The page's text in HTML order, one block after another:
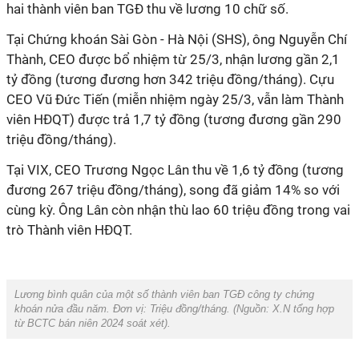
hai thành viên ban TGĐ thu về lương 10 chữ số.
Tại Chứng khoán Sài Gòn - Hà Nội (SHS), ông Nguyễn Chí
Thành, CEO được bổ nhiệm từ 25/3, nhận lương gần 2,1
tỷ đồng (tương đương hơn 342 triệu đồng/tháng). Cựu
CEO Vũ Đức Tiến (miễn nhiệm ngày 25/3, vẫn làm Thành
viên HĐQT) được trả 1,7 tỷ đồng (tương đương gần 290
triệu đồng/tháng).
Tại VIX, CEO Trương Ngọc Lân thu về 1,6 tỷ đồng (tương
đương 267 triệu đồng/tháng), song đã giảm 14% so với
cùng kỳ. Ông Lân còn nhận thù lao 60 triệu đồng trong vai
trò Thành viên HĐQT.
Lương bình quân của một số thành viên ban TGĐ công ty chứng
khoán nửa đầu năm. Đơn vị: Triệu đồng/tháng. (Nguồn: X.N tổng hợp
từ BCTC bán niên 2024 soát xét).